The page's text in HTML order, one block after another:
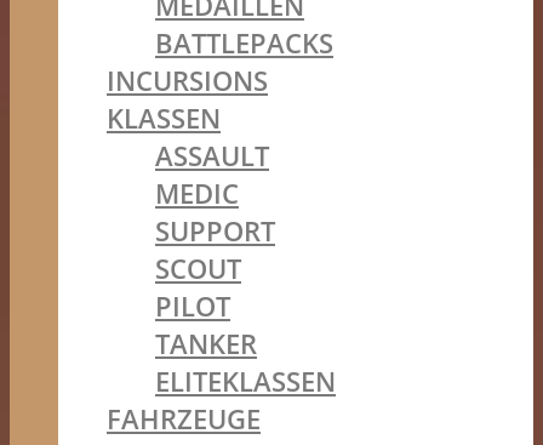
BATTLEPACKS
INCURSIONS
KLASSEN
ASSAULT
MEDIC
SUPPORT
SCOUT
PILOT
TANKER
ELITEKLASSEN
FAHRZEUGE